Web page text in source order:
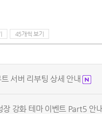
45개씩 보기
서버 리부팅 상세 안내
장 강화 테마 이벤트 Part5 안